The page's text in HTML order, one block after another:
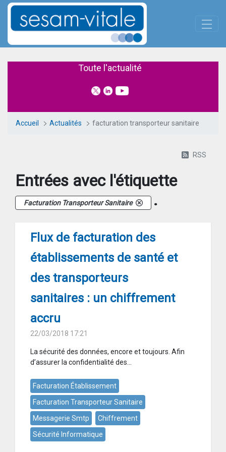
Saut au contenu principal
Toute l'actualité
Accueil Actualités facturation transporteur sanitaire
RSS
Entrées avec l'étiquette
Facturation Transporteur Sanitaire .
Flux de facturation des
établissements de santé et
des transporteurs
sanitaires : un chiffrement
accru
22/03/2018 17:21
La sécurité des données, encore et toujours. Afin
d’assurer la confidentialité des...
Facturation Établissement
Facturation Transporteur Sanitaire
Messagerie Smtp
Chiffrement
Sécurité Informatique
Panneau de gestion des cookies